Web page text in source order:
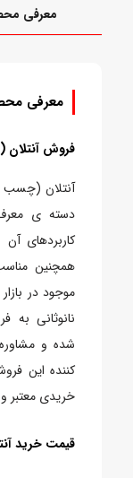
معرفی
معرفی
فروش
آنتلان (چسب
دسته ی
کاربردهای
همچنین
نانوثانی
شده و مشاوره
کننده این
خریدی معتبر و
قیمت خرید